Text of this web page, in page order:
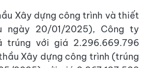
Xây dựng công trình và thiết
ngày 20/01/2025), Công ty
trúng với giá 2.296.669.796
Xây dựng công trình (trúng